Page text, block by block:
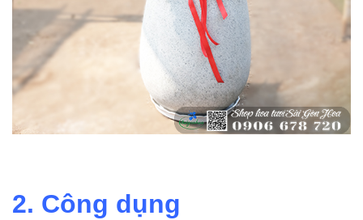
2. Công dụng